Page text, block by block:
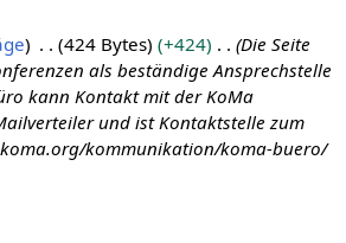
424 Bytes +424
Die Seite
als beständige Ansprechstelle
kann Kontakt mit der KoMa
und ist Kontaktstelle zum
kommunikation/koma-buero/